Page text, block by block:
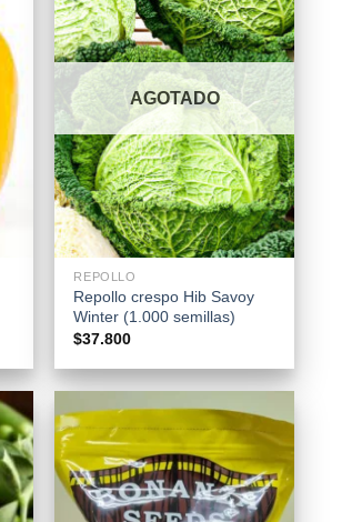
+
AGOTADO
REPOLLO
Repollo crespo Hib Savoy
Winter (1.000 semillas)
$37.800